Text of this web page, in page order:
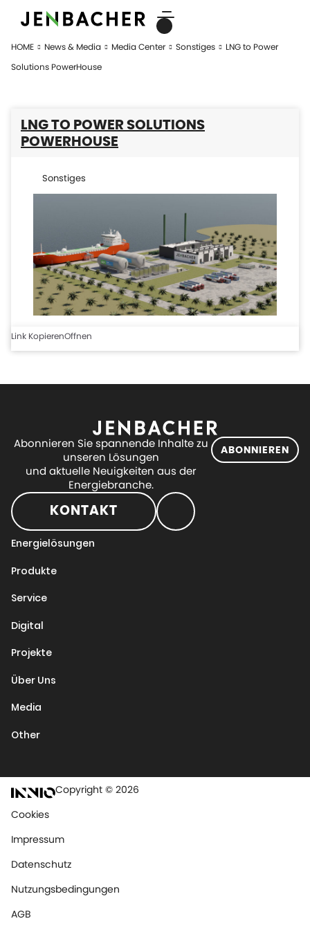
HOME News & Media Media Center Sonstiges
LNG to Power
Solutions PowerHouse
LNG TO POWER SOLUTIONS
POWERHOUSE
Sonstiges
Link KopierenOffnen
Abonnieren Sie spannende Inhalte zu
unseren Lösungen
und aktuelle Neuigkeiten aus der
Energiebranche.
ABONNIEREN
KONTAKT
Energielösungen
Produkte
Service
Digital
Projekte
Über Uns
Media
Other
Copyright © 2026
Cookies
Impressum
Datenschutz
Nutzungsbedingungen
AGB